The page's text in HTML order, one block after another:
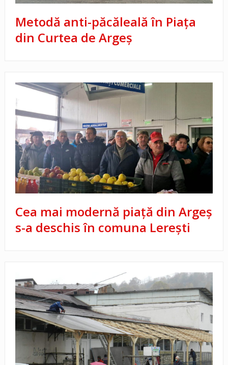
Metodă anti-păcăleală în Piața
din Curtea de Argeș
Cea mai modernă piață din Argeș
s-a deschis în comuna Lerești